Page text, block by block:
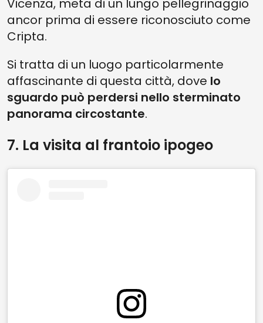
Vicenza, meta di un lungo pellegrinaggio
ancor prima di essere riconosciuto come
Cripta.
Si tratta di un luogo particolarmente
affascinante di questa città, dove lo
sguardo può perdersi nello sterminato
panorama circostante.
7. La visita al frantoio ipogeo